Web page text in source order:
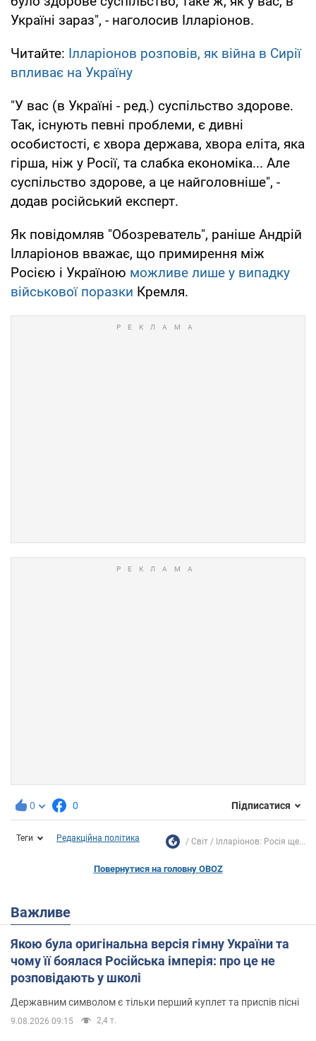
Україні зараз", - наголосив Ілларіонов.
Читайте: Ілларіонов розповів, як війна в Сирії
впливає на Україну
"У вас (в Україні - ред.) суспільство здорове.
Так, існують певні проблеми, є дивні
особистості, є хвора держава, хвора еліта, яка
гірша, ніж у Росії, та слабка економіка... Але
суспільство здорове, а це найголовніше", -
додав російський експерт.
Як повідомляв "Обозреватель", раніше Андрій
Ілларіонов вважає, що примирення між
Росією і Україною можливе лише у випадку
військової поразки Кремля.
0 0 Підписатися
Теги Редакційна політика Світ Ілларіонов: Росія ще...
Повернутися на головну OBOZ
Важливе
Якою була оригінальна версія гімну України та
чому її боялася Російська імперія: про це не
розповідають у школі
Державним символом є тільки перший куплет та приспів пісні
9.08.2026 09:15 2,4 т.